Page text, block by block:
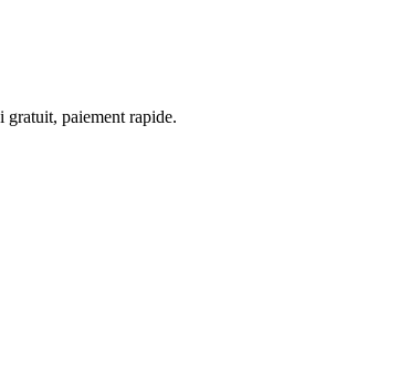
gratuit, paiement rapide.